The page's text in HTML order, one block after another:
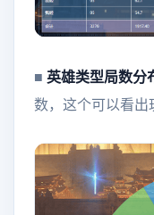
■ 英雄类型局数分
数，这个可以看出